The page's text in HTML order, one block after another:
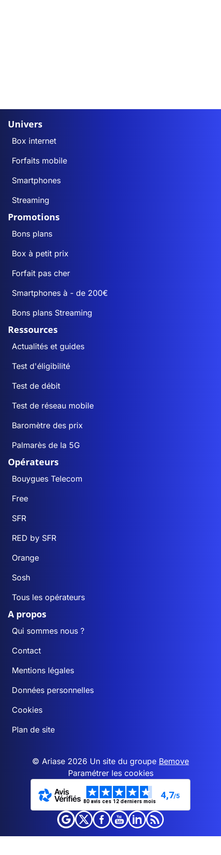
Univers
Box internet
Forfaits mobile
Smartphones
Streaming
Promotions
Bons plans
Box à petit prix
Forfait pas cher
Smartphones à - de 200€
Bons plans Streaming
Ressources
Actualités et guides
Test d'éligibilité
Test de débit
Test de réseau mobile
Baromètre des prix
Palmarès de la 5G
Opérateurs
Bouygues Telecom
Free
SFR
RED by SFR
Orange
Sosh
Tous les opérateurs
A propos
Qui sommes nous ?
Contact
Mentions légales
Données personnelles
Cookies
Plan de site
© Ariase 2026 Un site du groupe Bemove
Paramétrer les cookies
80 avis ces 12 derniers mois
4,7/5